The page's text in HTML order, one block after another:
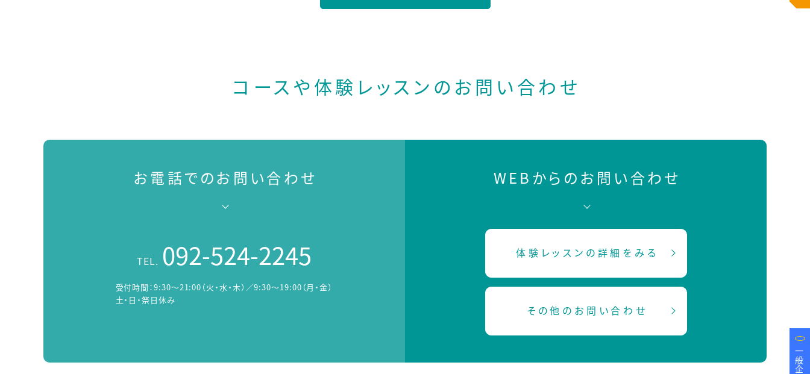
コースや体験レッスンの お問い合わせ
お電話でのお問い合わせ
TEL. 092-524-2245
受付時間：9:30～21:00（火・水・木）／9:30～19:00（月・金）
土・日・祭日休み
WEBからのお問い合わせ
体験レッスンの詳細をみる
その他のお問い合わせ